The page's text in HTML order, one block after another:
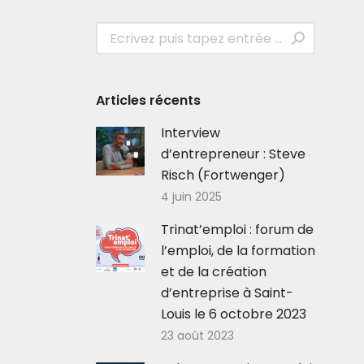
Recherche
Articles récents
Interview
d’entrepreneur : Steve
Risch (Fortwenger)
4 juin 2025
Trinat’emploi : forum de
l’emploi, de la formation
et de la création
d’entreprise à Saint-
Louis le 6 octobre 2023
23 août 2023